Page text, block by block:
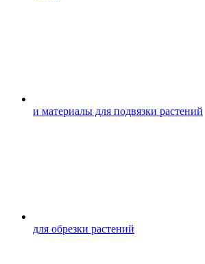
и материалы для подвязки растений
для обрезки растений